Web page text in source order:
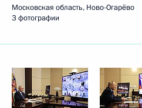
Московская область, Ново-Огарёво
3 фотографии